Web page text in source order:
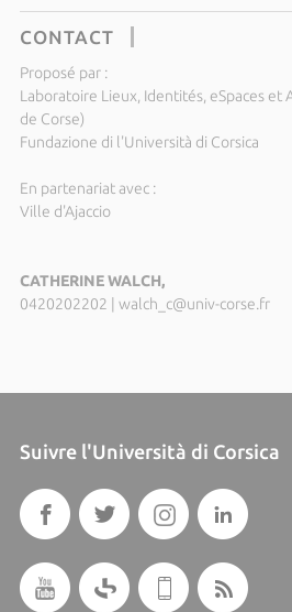
CONTACT
Proposé par :
Laboratoire Lieux, Identités, eSpaces et
de Corse)
Fundazione di l'Università di Corsica
En partenariat avec :
Ville d'Ajaccio
CATHERINE WALCH,
0420202202
walch_c@univ-corse.fr
Suivre l'Università di Corsica